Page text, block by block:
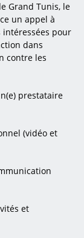
Grand Tunis, le
un appel à
pour
dans
contre les
prestataire
(vidéo et
et